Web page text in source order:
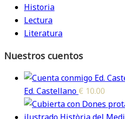
Historia
Lectura
Literatura
Nuestros cuentos
Ed. Castellano € 10.00